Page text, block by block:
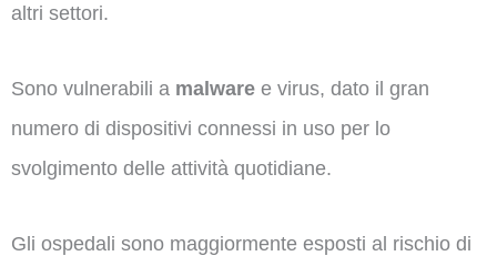
altri settori.
Sono vulnerabili a malware e virus, dato il gran
numero di dispositivi connessi in uso per lo
svolgimento delle attività quotidiane.
Gli ospedali sono maggiormente esposti al rischio di